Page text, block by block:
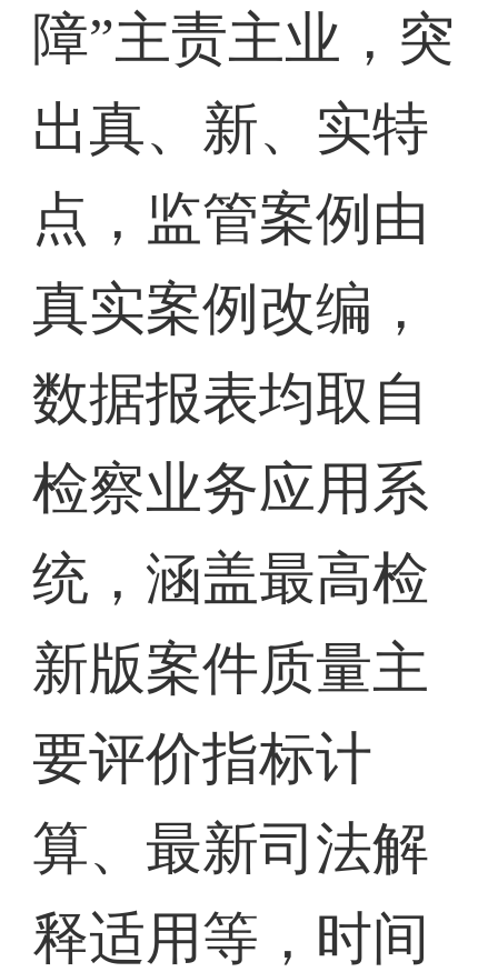
障”主责主业，突
出真、新、实特
点，监管案例由
真实案例改编，
数据报表均取自
检察业务应用系
统，涵盖最高检
新版案件质量主
要评价指标计
算、最新司法解
释适用等，时间